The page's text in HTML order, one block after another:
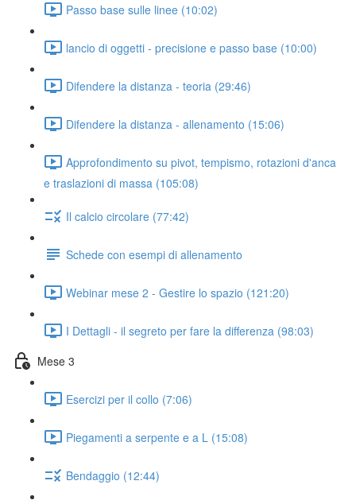
Passo base sulle linee (10:02)
lancio di oggetti - precisione e passo base (10:00)
Difendere la distanza - teoria (29:46)
Difendere la distanza - allenamento (15:06)
Approfondimento su pivot, tempismo, rotazioni d'anca
e traslazioni di massa (105:08)
Il calcio circolare (77:42)
Schede con esempi di allenamento
Webinar mese 2 - Gestire lo spazio (121:20)
I Dettagli - il segreto per fare la differenza (98:03)
Mese 3
Esercizi per il collo (7:06)
Piegamenti a serpente e a L (15:08)
Bendaggio (12:44)